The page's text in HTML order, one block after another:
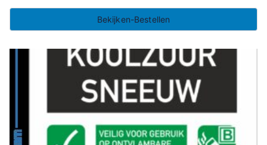
Bekijken-Bestellen